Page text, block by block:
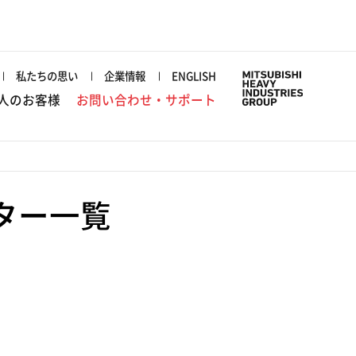
私たちの思い 企業情報 ENGLISH
のお客様 お問い合わせ・サポート
ー一覧